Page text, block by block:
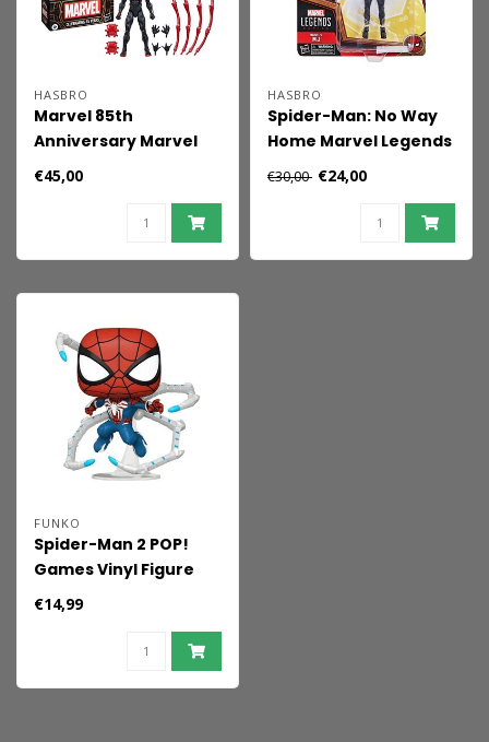
HASBRO
Marvel 85th
Anniversary Marvel
Legends Action Figure
€45,00
HASBRO
Spider-Man: No Way
Home Marvel Legends
Action Figure Marvel's
€30,00 €24,00
FUNKO
Spider-Man 2 POP!
Games Vinyl Figure
Peter Parker Suit 9 cm
€14,99